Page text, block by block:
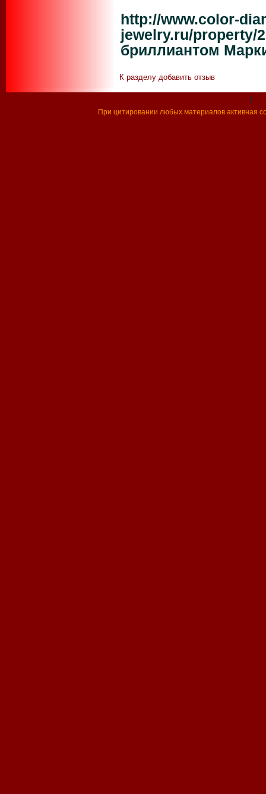
http://www.color-
jewelry.ru/property/
бриллиантом
К разделу добавить отзыв
При цитировании любых материалов активная